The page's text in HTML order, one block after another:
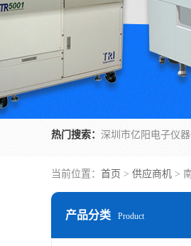
热门搜索：
当前位置： 首页 > 供应商机 >
产品分类 Product